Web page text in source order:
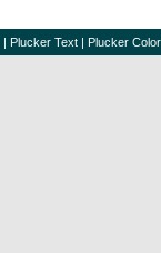
| Plucker Text | Plucker Color